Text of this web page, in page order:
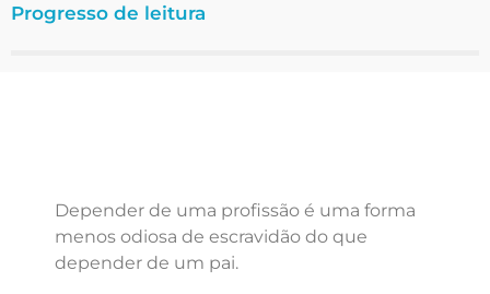
Progresso de leitura
Depender de uma profissão é uma forma
menos odiosa de escravidão do que
depender de um pai.